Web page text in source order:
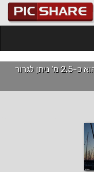
להמחשה בלבד - גודל הקיר בתמונה הוא כ-2.5 מ' ניתן לגרור